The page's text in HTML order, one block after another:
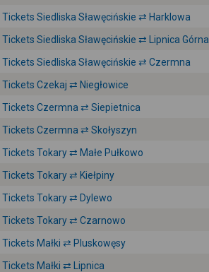
Tickets Siedliska Sławęcińskie ⇄ Harklowa
Tickets Siedliska Sławęcińskie ⇄ Lipnica Górna
Tickets Siedliska Sławęcińskie ⇄ Czermna
Tickets Czekaj ⇄ Niegłowice
Tickets Czermna ⇄ Siepietnica
Tickets Czermna ⇄ Skołyszyn
Tickets Tokary ⇄ Małe Pułkowo
Tickets Tokary ⇄ Kiełpiny
Tickets Tokary ⇄ Dylewo
Tickets Tokary ⇄ Czarnowo
Tickets Małki ⇄ Pluskowęsy
Tickets Małki ⇄ Lipnica